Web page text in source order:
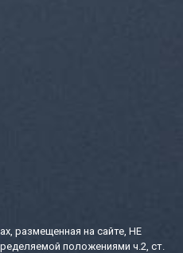
размещенная на сайте, НЕ
положениями ч.2, ст.